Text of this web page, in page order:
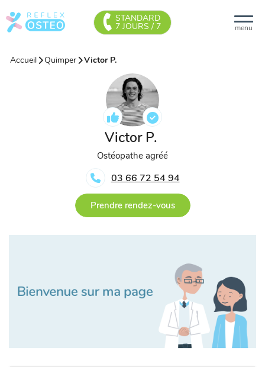
menu
STANDARD
7 JOURS / 7
Accueil Quimper Victor P.
Victor P.
Ostéopathe agréé
03 66 72 54 94
Prendre rendez-vous